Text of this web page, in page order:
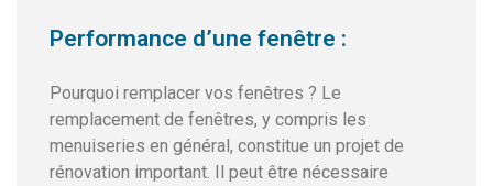
Performance d’une fenêtre :
Pourquoi remplacer vos fenêtres ? Le
remplacement de fenêtres, y compris les
menuiseries en général, constitue un projet de
rénovation important. Il peut être nécessaire